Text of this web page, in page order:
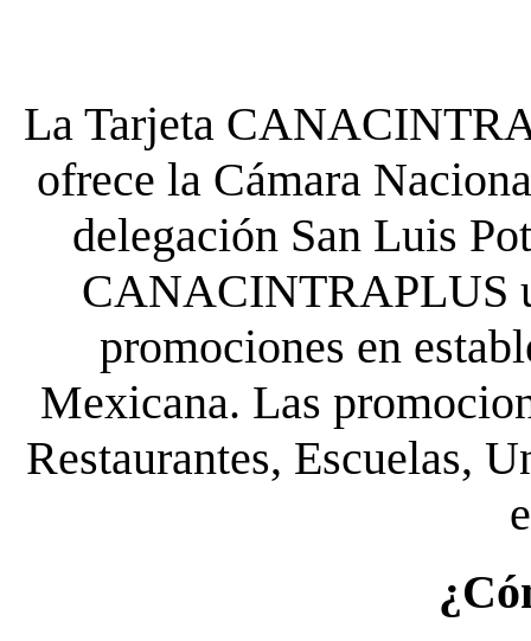
La Tarjeta
ofrece la Cámara
delegación San Luis
CANACINTRAPLUS
promociones en
Mexicana. Las
Restaurantes, Escuelas,